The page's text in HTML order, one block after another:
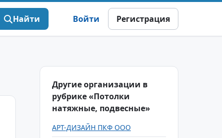
Найти Войти Регистрация
Другие организации в
рубрике «Потолки
натяжные, подвесные»
АРТ-ДИЗАЙН ПКФ ООО